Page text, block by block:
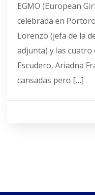
EGMO (European
celebrada en
Lorenzo (jefa de la
adjunta) y las cuatro
Escudero, Ariadna
cansadas pero […]